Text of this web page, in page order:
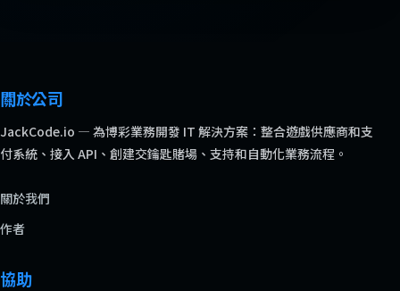
關於公司
JackCode.io — 為博彩業務開發 IT 解決方案：整合遊戲供應商和支
付系統、接入 API、創建交鑰匙賭場、支持和自動化業務流程。
關於我們
作者
協助